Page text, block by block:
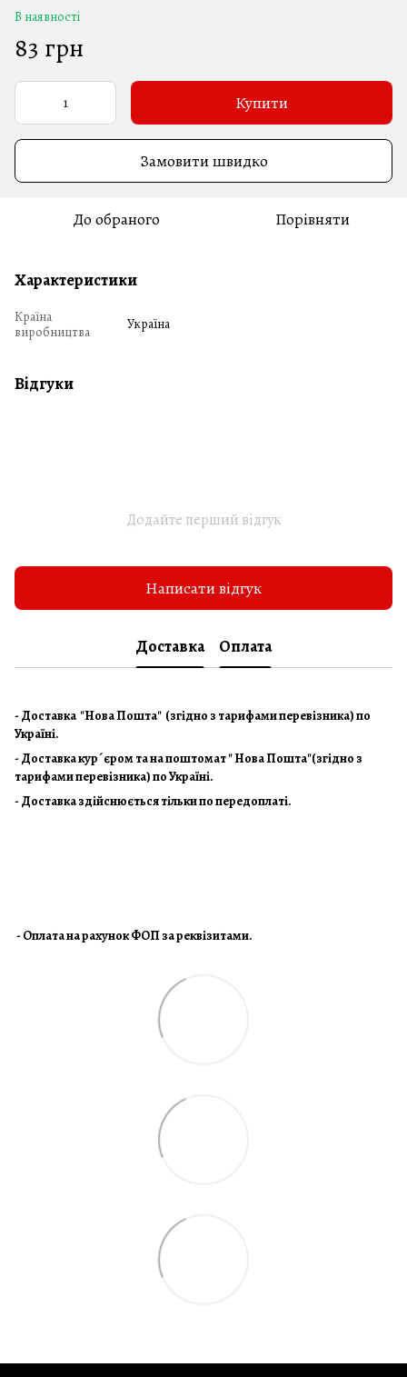
В наявності
83 грн
Купити
Замовити швидко
До обраного Порівняти
Характеристики
Країна
виробництва
Україна
Відгуки
Додайте перший відгук
Написати відгук
Доставка Оплата
- Доставка "Нова Пошта" (згідно з тарифами перевізника) по
Україні.
- Доставка кур´єром та на поштомат " Нова Пошта"(згідно з
тарифами перевізника) по Україні.
- Доставка здійснюється тільки по передоплаті.
- Оплата на рахунок ФОП за реквізитами.